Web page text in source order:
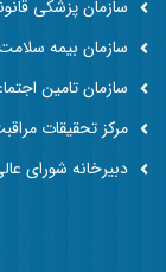
سازمان پزشکی
سازمان بیمه
سازمان تامین
مرکز تحقیقات
دبیرخانه شورای